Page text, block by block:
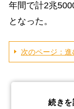
年間で計2兆
となった。
次のページ：
続き